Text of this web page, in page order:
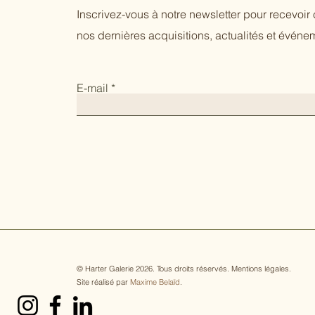
Inscrivez-vous à notre newsletter pour
nos dernières acquisitions, actualités et
E-mail
© Harter Galerie 2026. Tous droits réservés. Mentions légales.
Site réalisé par Maxime Belaïd.